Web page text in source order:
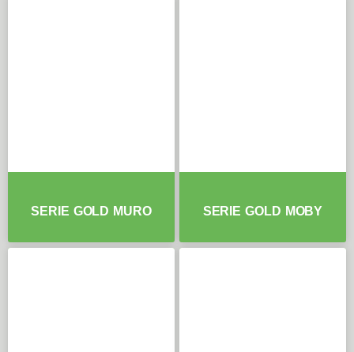
SERIE GOLD MURO SERIE GOLD MOBY